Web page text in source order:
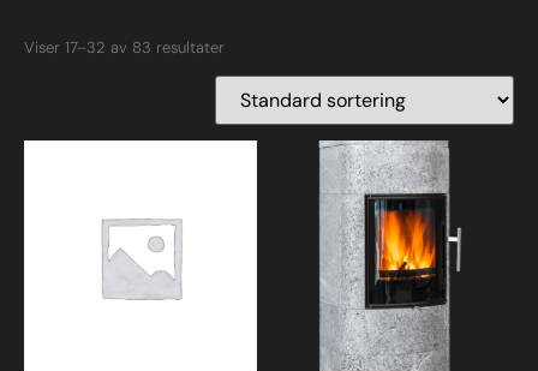
Viser 17–32 av 83 resultater